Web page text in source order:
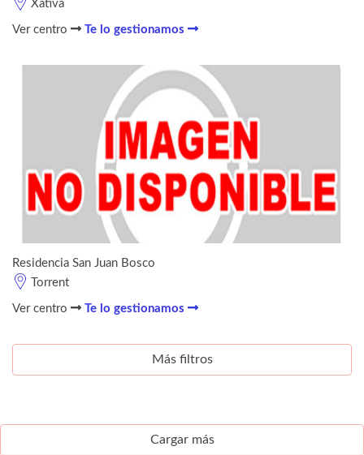
Xàtiva
Ver centro Te lo gestionamos
Residencia San Juan Bosco
Torrent
Ver centro Te lo gestionamos
Más filtros
Cargar más